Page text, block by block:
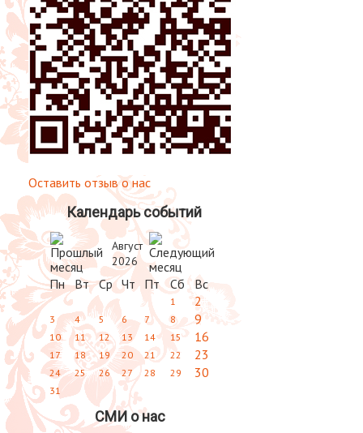
Оставить отзыв о нас
Календарь событий
Август
2026
Пн Вт Ср Чт Пт Сб Вс
1 2
3 4 5 6 7 8 9
10 11 12 13 14 15 16
17 18 19 20 21 22 23
24 25 26 27 28 29 30
31
СМИ о нас